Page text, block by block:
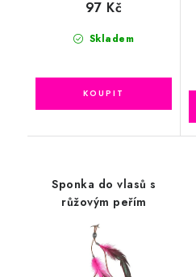
Skladem
97 Kč
Sponka do vlasů s
růžovým peřím